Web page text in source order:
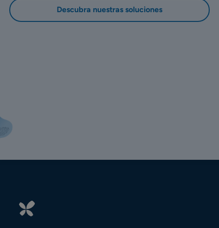
Descubra nuestras soluciones